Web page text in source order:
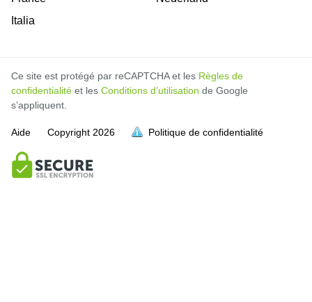
Italia
Ce site est protégé par reCAPTCHA et les Règles de
confidentialité et les Conditions d’utilisation de Google
s’appliquent.
Aide Copyright 2026 Politique de confidentialité